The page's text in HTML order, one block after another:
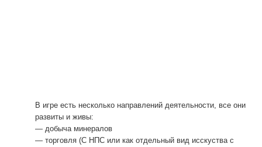
В игре есть несколько направлений деятельности, все они
развиты и живы:
— добыча минералов
— торговля (С НПС или как отдельный вид исскуства с